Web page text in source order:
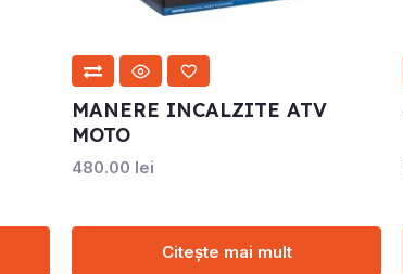
MANERE INCALZITE ATV
MOTO
480.00 lei
Citește mai mult